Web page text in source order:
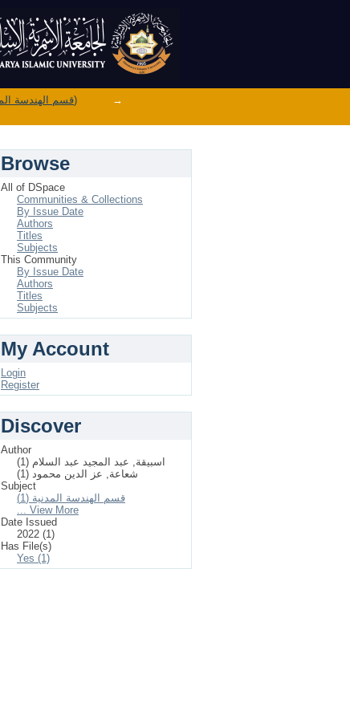
Department of Civil Engineering (قسم الهندسة المدنية)
→
Browse
All of DSpace
Communities & Collections
By Issue Date
Authors
Titles
Subjects
This Community
By Issue Date
Authors
Titles
Subjects
My Account
Login
Register
Discover
Author
اسبيقة, عبد المجيد عبد السلام (1)
شعاعة, عز الدين محمود (1)
Subject
قسم الهندسة المدنية (1)
... View More
Date Issued
2022 (1)
Has File(s)
Yes (1)